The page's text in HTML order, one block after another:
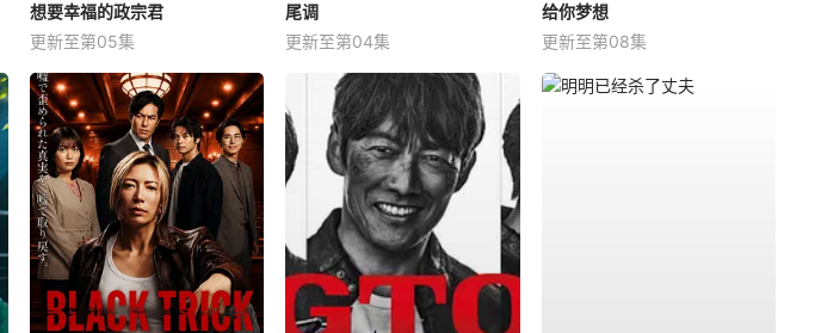
想要幸福的政宗君
更新至第05集
尾调
更新至第04集
给你梦想
更新至第08集